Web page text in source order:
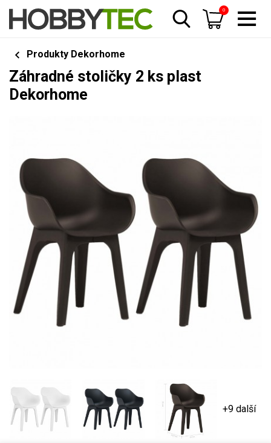
0
Produkty Dekorhome
Záhradné stoličky 2 ks plast
Dekorhome
+9 další